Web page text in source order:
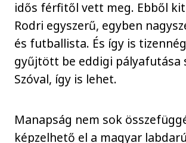
idős férfitől vett meg. Ebből
Rodri egyszerű, egyben
és futballista. És így is
gyűjtött be eddigi pályafutása
Szóval, így is lehet.
Manapság nem sok
képzelhető el a magyar